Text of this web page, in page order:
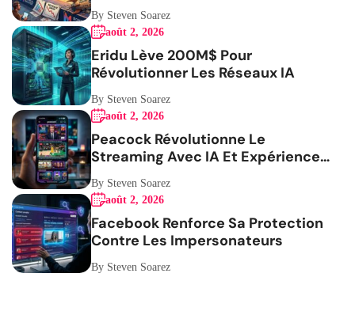
By Steven Soarez
août 2, 2026
Eridu Lève 200M$ Pour
Révolutionner Les Réseaux IA
By Steven Soarez
août 2, 2026
Peacock Révolutionne Le
Streaming Avec IA Et Expérience
Mobile
By Steven Soarez
août 2, 2026
Facebook Renforce Sa Protection
Contre Les Impersonateurs
By Steven Soarez